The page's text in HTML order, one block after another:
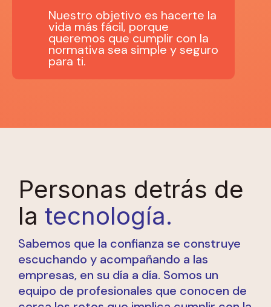
Nuestro objetivo es hacerte la
vida más fácil, porque
queremos que cumplir con la
normativa sea simple y seguro
para ti.
Personas detrás de
la tecnología.
Sabemos que la confianza se construye
escuchando y acompañando a las
empresas, en su día a día. Somos un
equipo de profesionales que conocen de